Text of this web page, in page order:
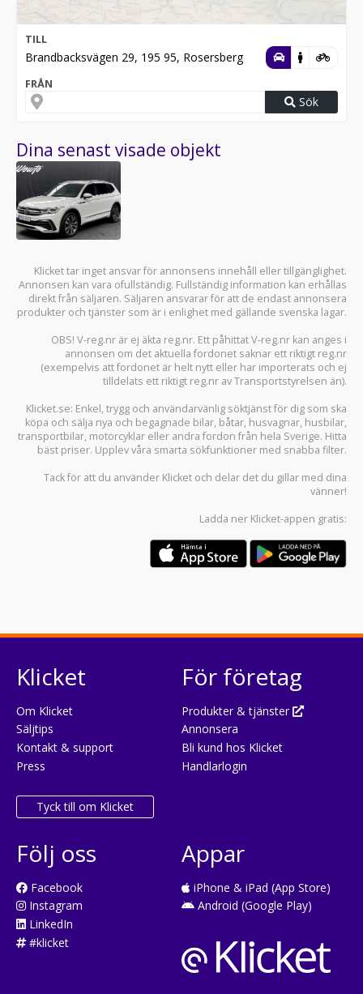
TILL
Brandbacksvägen 29, 195 95, Rosersberg
FRÅN
Sök
Dina senast visade objekt
Klicket tar inget ansvar för annonsens innehåll eller tillgänglighet.
Annonsen kan vara ofullständig. Fullständig information kan erhållas
direkt från säljaren. Säljaren ansvarar för att de endast annonsera
produkter och tjänster som är i enlighet med gällande svenska lagar.
OBS! V-reg.nr är ej äkta reg.nr. Ett påhittat V-reg.nr kan anges i
annonsen om det aktuella fordonet saknar ett riktigt reg.nr
(exempelvis att fordonet är helt nytt eller har importerats och ej
tilldelats ett riktigt reg.nr av Transportstyrelsen än).
Klicket.se: Enkel, trygg och användarvänlig söktjänst för dig som ska
köpa och sälja nya och begagnade bilar, båtar, husvagnar, husbilar,
transportbilar, motorcyklar eller andra fordon från hela Sverige. Hitta
bäst priser. Upplev våra smarta sökfunktioner med snabba filter.
Tack för att du använder Klicket och delar det du gillar med dina
vänner!
Ladda ner Klicket-appen gratis:
Klicket
Om Klicket
Säljtips
Kontakt & support
Press
Tyck till om Klicket
För företag
Produkter & tjänster
Annonsera
Bli kund hos Klicket
Handlarlogin
Följ oss
Facebook
Instagram
LinkedIn
#klicket
Appar
iPhone & iPad (App Store)
Android (Google Play)